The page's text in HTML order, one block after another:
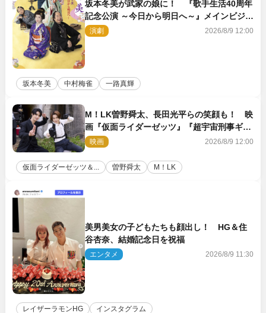
坂本冬美が武家の娘に！ 『歌手生活40周年
記念公演 ～今日から明日へ～』メインビジュ
アル公開
演劇 2026/8/9 12:00
坂本冬美 中村梅雀 一路真輝
M！LK曽野舜太、長田光平らの笑顔も！ 映
画『仮面ライダーゼッツ』『超宇宙刑事ギャ
バン インフィニティ』オフショット到着
映画 2026/8/9 12:00
仮面ライダーゼッツ＆... 曽野舜太 M！LK
美男美女の子どもたちも顔出し！ HG＆住
谷杏奈、結婚記念日を祝福
エンタメ 2026/8/9 11:30
レイザーラモンHG インスタグラム